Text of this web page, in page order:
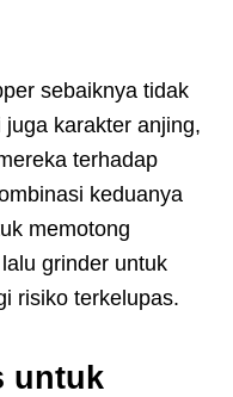
sebaiknya tidak
karakter anjing,
terhadap
keduanya
memotong
grinder untuk
risiko terkelupas.
untuk